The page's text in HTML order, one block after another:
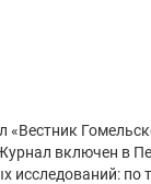
включен в
исследований: